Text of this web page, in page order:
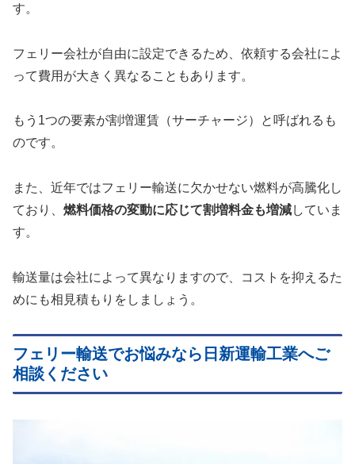
す。
フェリー会社が自由に設定できるため、依頼する会社によ
って費用が大きく異なることもあります。
もう1つの要素が割増運賃（サーチャージ）と呼ばれるも
のです。
また、近年ではフェリー輸送に欠かせない燃料が高騰化し
ており、 燃料価格の変動に応じて割増料金も増減していま
す。
輸送量は会社によって異なりますので、コストを抑えるた
めにも相見積もりをしましょう。
フェリー輸送でお悩みなら日新運輸工業へご
相談ください